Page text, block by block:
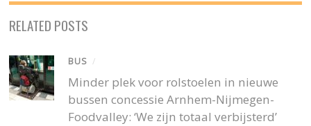
RELATED POSTS
BUS /
Minder plek voor rolstoelen in nieuwe
bussen concessie Arnhem-Nijmegen-
Foodvalley: ‘We zijn totaal verbijsterd’